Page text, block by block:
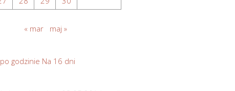
« mar maj »
godzinie Na 16 dni